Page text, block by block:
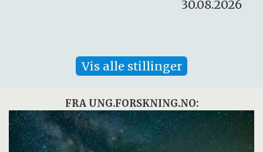
Vis alle stillinger
FRA UNG.FORSKNING.NO: